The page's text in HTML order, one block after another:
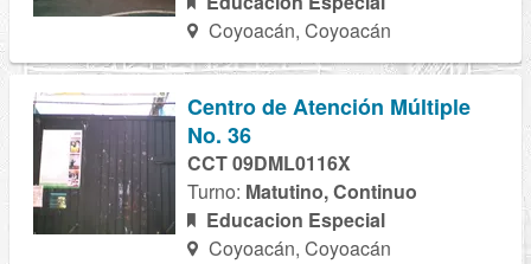
Coyoacán, Coyoacán
Centro de Atención Múltiple
No. 36
CCT 09DML0116X
Turno: Matutino, Continuo
Educacion Especial
Coyoacán, Coyoacán